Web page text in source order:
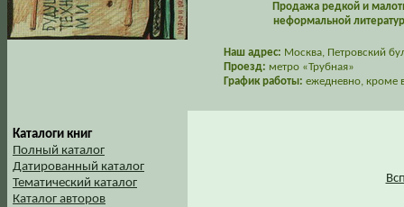
Продажа редкой и
неформальной
Наш адрес: Москва, Петровский
Проезд: метро «Трубная»
График работы: ежедневно, кроме
Каталоги книг
Полный каталог
Датированный каталог
Тематический каталог
Каталог авторов